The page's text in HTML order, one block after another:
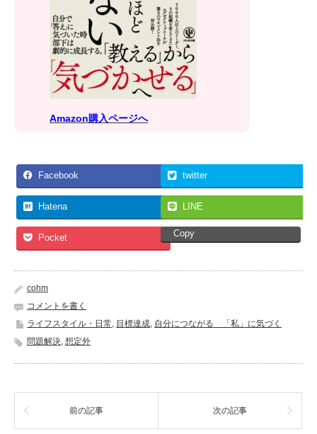
Amazon購入ページへ
Facebook twitter
Hatena LINE
Pocket Copy
cohm
コメントを書く
ライフスタイル・日常, 目標達成, 自分につながる 「私」に気づく
問題解決, 想定外
前の記事 次の記事